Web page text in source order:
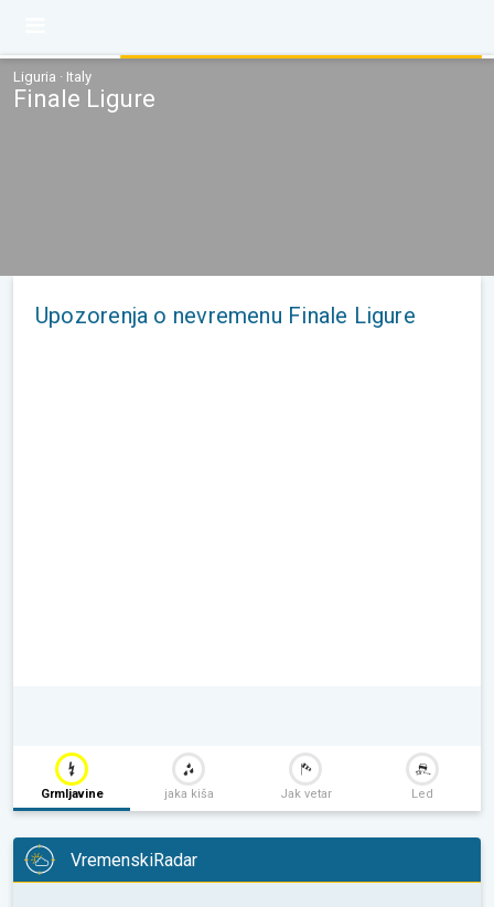
Liguria · Italy
Finale Ligure
Upozorenja o nevremenu Finale Ligure
Grmljavine jaka kiša Jak vetar Led
VremenskiRadar